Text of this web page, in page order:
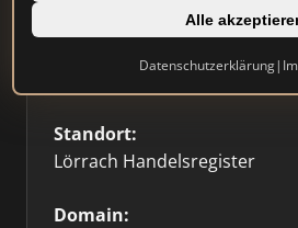
Alle
Datenschutzerklärung|
Standort:
Lörrach Handelsregister
Domain: